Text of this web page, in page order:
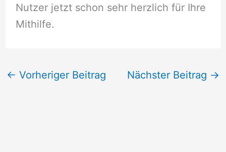
Nutzer jetzt schon sehr herzlich für Ihre
Mithilfe.
← Vorheriger Beitrag Nächster Beitrag →